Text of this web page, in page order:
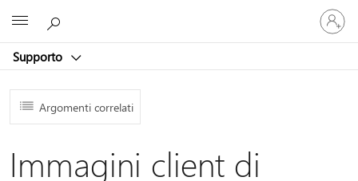
Supporto
Accedi
con
il
account
Argomenti correlati
Immagini client di